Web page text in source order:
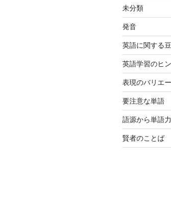
未分類
発音
英語に関する
英語学習のヒ
表現のバリエ
要注意な単語
語源から単語
賢者のことば